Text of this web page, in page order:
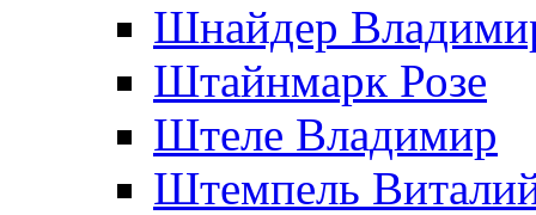
Шнайдер
Штайнмарк Розe
Штеле Владимир
Штемпель